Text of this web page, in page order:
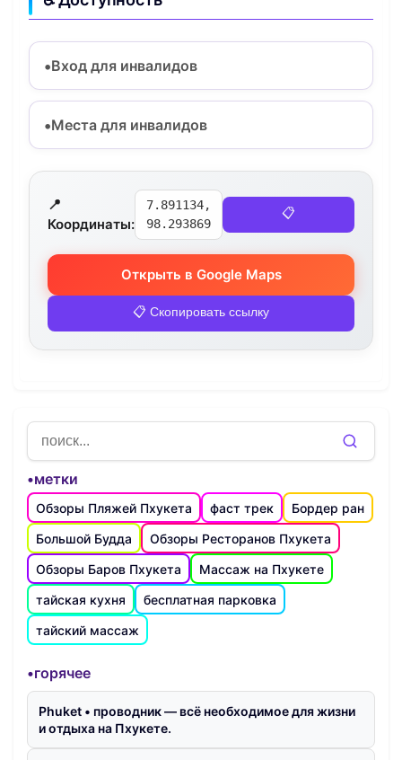
Вход для инвалидов
Места для инвалидов
📍
Координаты:
7.891134,
98.293869
📋
Открыть в Google Maps
📋 Скопировать ссылку
•метки
Обзоры Пляжей Пхукета фаст трек
Бордер ран
Большой Будда
Обзоры Ресторанов Пхукета
Обзоры Баров Пхукета
Массаж на Пхукете
тайская кухня
бесплатная парковка
тайский массаж
•горячее
Phuket • проводник — всё необходимое для жизни
и отдыха на Пхукете.